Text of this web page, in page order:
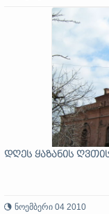
დღეს ყაზანის
ნოემბერი 04 2010